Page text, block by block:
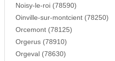
Noisy-le-roi (78590)
Oinville-sur-montcient (78250)
Orcemont (78125)
Orgerus (78910)
Orgeval (78630)